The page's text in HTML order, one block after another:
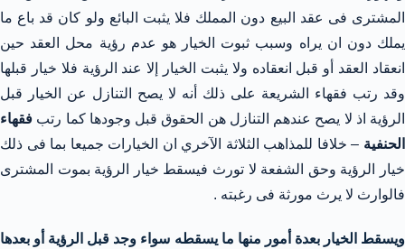
المشترى فى عقد البيع دون المملك فلا يثبت البائع ولو كان قد باع ما
يملك دون ان يراه وسبب ثبوت الخيار هو عدم رؤية محل العقد حين
انعقاد العقد أو قبل انعقاده ولا يثبت الخيار إلا عند الرؤية فلا خيار قبلها
وقد رتب فقهاء الشريعة على ذلك أنه لا يصح التنازل عن الخيار قبل
الرؤية اذ لا يصح عندهم التنازل هن الحقوق قبل وجودها كما رتب فقهاء
الحنفية – خلافا للمذاهب الثلاثة الآخري ان الخيارات جميعا بما فى ذلك
خيار الرؤية وحق الشفعة لا تورث فيسقط خيار الرؤية بموت المشترى
فالوارث لا يرث مورثة فى رغبته .
ويسقط الخيار بعدة أمور منها ما يسقطه سواء وجد قبل الرؤية أو بعدها